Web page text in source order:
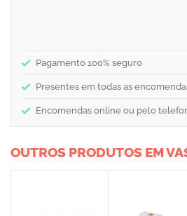
Pagamento 100% seguro
Presentes em todas as
Encomendas online ou pelo
OUTROS PRODUTOS EM